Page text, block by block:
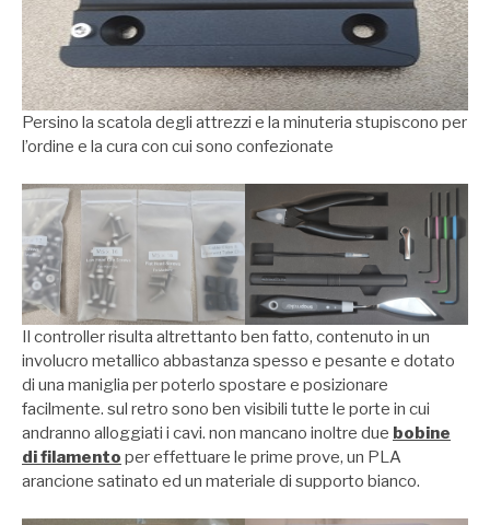
Persino la scatola degli attrezzi e la minuteria stupiscono per
l’ordine e la cura con cui sono confezionate
Il controller risulta altrettanto ben fatto, contenuto in un
involucro metallico abbastanza spesso e pesante e dotato
di una maniglia per poterlo spostare e posizionare
facilmente. sul retro sono ben visibili tutte le porte in cui
andranno alloggiati i cavi. non mancano inoltre due bobine
di filamento per effettuare le prime prove, un PLA
arancione satinato ed un materiale di supporto bianco.